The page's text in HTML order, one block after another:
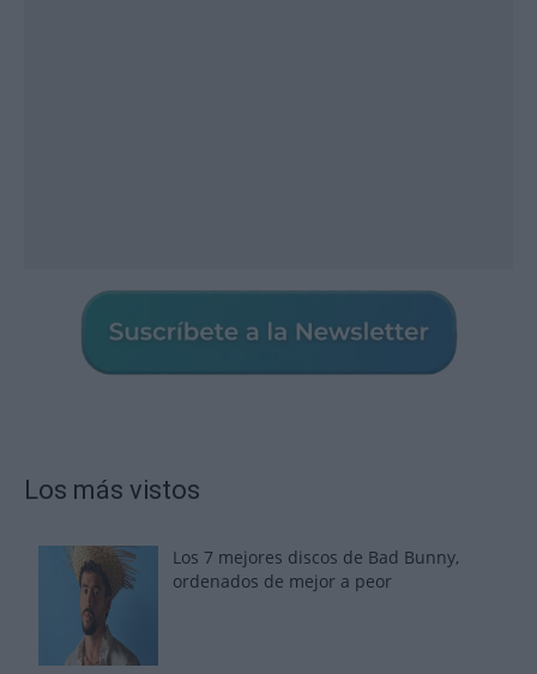
Los más vistos
Los 7 mejores discos de Bad Bunny,
ordenados de mejor a peor